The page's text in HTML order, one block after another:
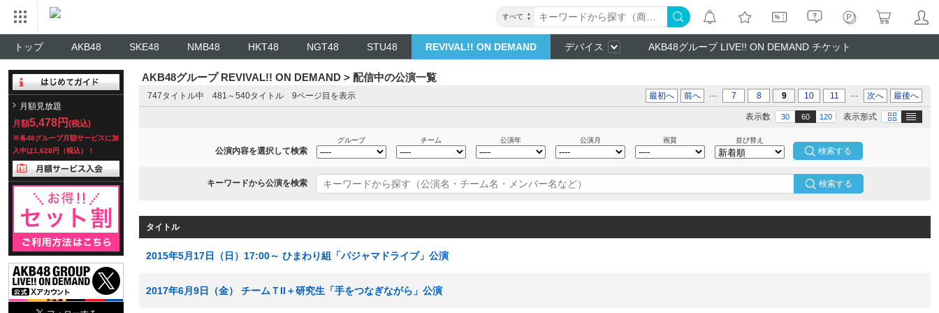
すべて
トップ AKB48 SKE48 NMB48 HKT48 NGT48 STU48 REVIVAL!! ON DEMAND デバイス AKB48グループ LIVE!! ON DEMAND チケット
月額見放題
月額5,478円 (税込)
※各48グループ月額サービスに加
入中は1,628円（税込）！
AKB48グループ REVIVAL!! ON DEMAND > 配信中の公演一覧
747タイトル中 481～540タイトル 9ページ目を表示 最初へ 前へ ... 7 8 9 10 11 ... 次へ 最後へ
表示形式 画像
表示数 30 60 120
公演内容を選択して検索
グループ チーム 公演年 公演月 画質 並び替え
キーワードから公演を検索 検索する
タイトル
2015年5月17日（日）17:00～ ひまわり組「パジャマドライブ」公演
2017年6月9日（金） チームＴII＋研究生「手をつなぎながら」公演